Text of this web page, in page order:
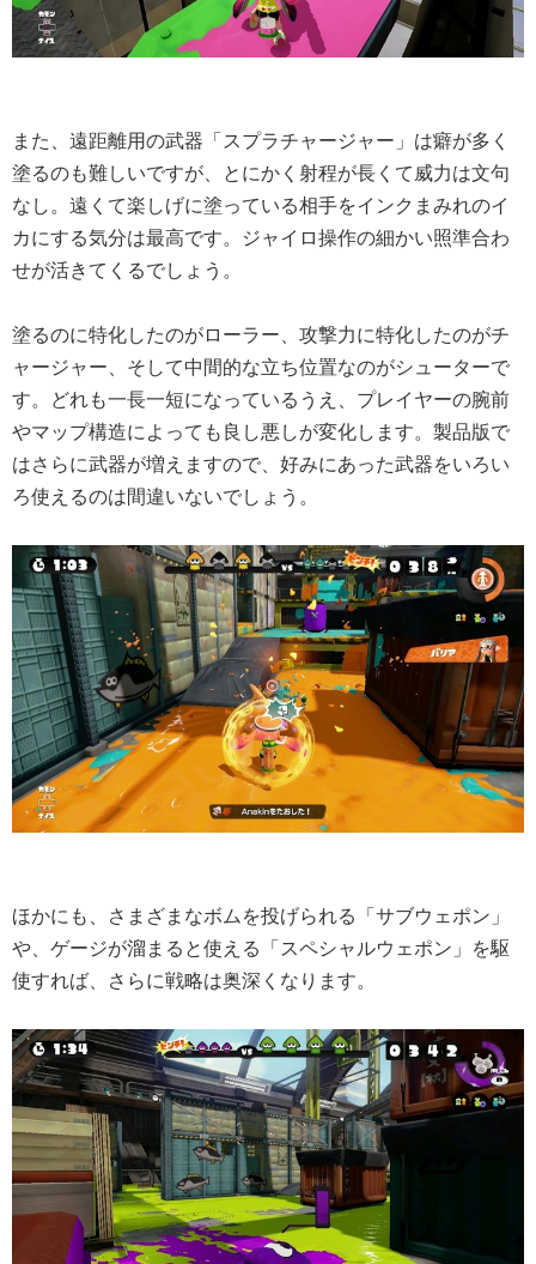
また、遠距離用の武器「スプラチャージャー」は癖が多く
塗るのも難しいですが、とにかく射程が長くて威力は文句
なし。遠くて楽しげに塗っている相手をインクまみれのイ
カにする気分は最高です。ジャイロ操作の細かい照準合わ
せが活きてくるでしょう。
塗るのに特化したのがローラー、攻撃力に特化したのがチ
ャージャー、そして中間的な立ち位置なのがシューターで
す。どれも一長一短になっているうえ、プレイヤーの腕前
やマップ構造によっても良し悪しが変化します。製品版で
はさらに武器が増えますので、好みにあった武器をいろい
ろ使えるのは間違いないでしょう。
ほかにも、さまざまなボムを投げられる「サブウェポン」
や、ゲージが溜まると使える「スペシャルウェポン」を駆
使すれば、さらに戦略は奥深くなります。